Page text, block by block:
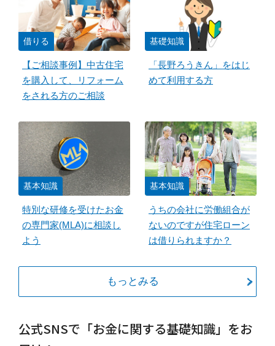
借りる
【ご相談事例】中古住宅
を購入して、リフォーム
をされる方のご相談
基礎知識
「長野ろうきん」をはじ
めて利用する方
基本知識
特別な研修を受けたお金
の専門家(MLA)に相談し
よう
基本知識
うちの会社に労働組合が
ないのですが住宅ローン
は借りられますか？
もっとみる
公式SNSで「お金に関する基礎知識」をお